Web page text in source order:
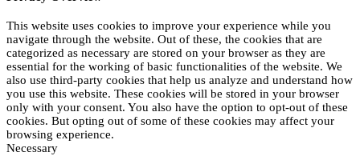
This website uses cookies to improve your experience while you
navigate through the website. Out of these, the cookies that are
categorized as necessary are stored on your browser as they are
essential for the working of basic functionalities of the website. We
also use third-party cookies that help us analyze and understand how
you use this website. These cookies will be stored in your browser
only with your consent. You also have the option to opt-out of these
cookies. But opting out of some of these cookies may affect your
browsing experience.
Necessary